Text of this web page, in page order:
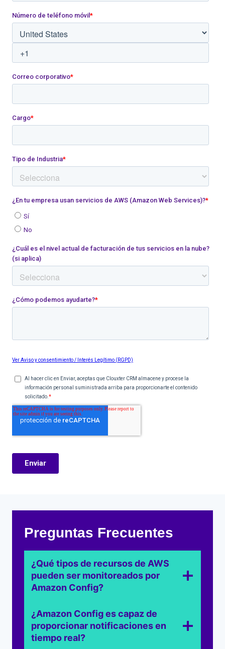
Preguntas Frecuentes
¿Qué tipos de recursos de AWS
pueden ser monitoreados por
Amazon Config?
¿Amazon Config es capaz de
proporcionar notificaciones en
tiempo real?